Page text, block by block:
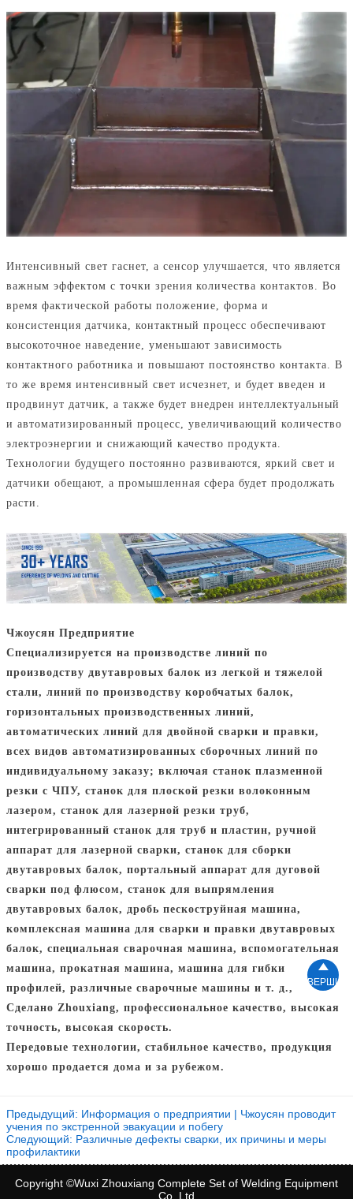
Интенсивный свет гаснет, а сенсор улучшается, что является
важным эффектом с точки зрения количества контактов. Во
время фактической работы положение, форма и
консистенция датчика, контактный процесс обеспечивают
высокоточное наведение, уменьшают зависимость
контактного работника и повышают постоянство контакта. В
то же время интенсивный свет исчезнет, и будет введен и
продвинут датчик, а также будет внедрен интеллектуальный
и автоматизированный процесс, увеличивающий количество
электроэнергии и снижающий качество продукта.
Технологии будущего постоянно развиваются, яркий свет и
датчики обещают, а промышленная сфера будет продолжать
расти.
Чжоусян Предприятие
Специализируется на производстве линий по
производству двутавровых балок из легкой и тяжелой
стали, линий по производству коробчатых балок,
горизонтальных производственных линий,
автоматических линий для двойной сварки и правки,
всех видов автоматизированных сборочных линий по
индивидуальному заказу; включая станок плазменной
резки с ЧПУ, станок для плоской резки волоконным
лазером, станок для лазерной резки труб,
интегрированный станок для труб и пластин, ручной
аппарат для лазерной сварки, станок для сборки
двутавровых балок, портальный аппарат для дуговой
сварки под флюсом, станок для выпрямления
двутавровых балок, дробь пескоструйная машина,
комплексная машина для сварки и правки двутавровых
балок, специальная сварочная машина, вспомогательная
машина, прокатная машина, машина для гибки
профилей, различные сварочные машины и т. д.,
Сделано Zhouxiang, профессиональное качество, высокая
точность, высокая скорость.
Передовые технологии, стабильное качество, продукция
хорошо продается дома и за рубежом.
Предыдущий: Информация о предприятии | Чжоусян проводит
учения по экстренной эвакуации и побегу
Следующий: Различные дефекты сварки, их причины и меры
профилактики
Copyright ©Wuxi Zhouxiang Complete Set of Welding Equipment
Co.,Ltd
